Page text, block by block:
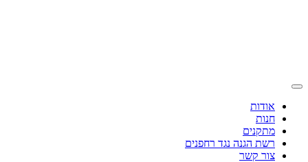
אודות
חנות
מתקנים
רשת הגנה נגד רחפנים
צור קשר